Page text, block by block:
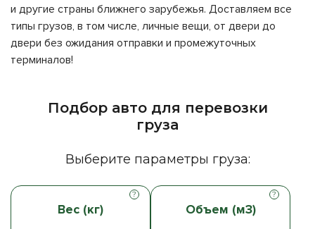
и другие страны ближнего зарубежья. Доставляем все
типы грузов, в том числе, личные вещи, от двери до
двери без ожидания отправки и промежуточных
терминалов!
Подбор авто для перевозки
груза
Выберите параметры груза:
Вес (кг) Объем (м3)